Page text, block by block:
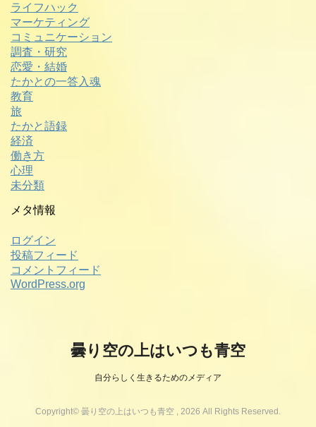
ライフハック
マーケティング
コミュニケーション
調査・研究
恋愛・結婚
たかとの一答入魂
教育
旅
たかと語録
経済
働き方
心理
未分類
メタ情報
ログイン
投稿フィード
コメントフィード
WordPress.org
曇り空の上はいつも青空
自分らしく生きるためのメディア
Copyright© 曇り空の上はいつも青空 , 2026 All Rights Reserved.